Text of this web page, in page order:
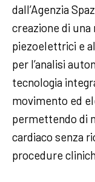
dall’Agenzia
creazione di
piezoelettrici e
per l’analisi
tecnologia
movimento ed
permettendo di
cardiaco senza
procedure